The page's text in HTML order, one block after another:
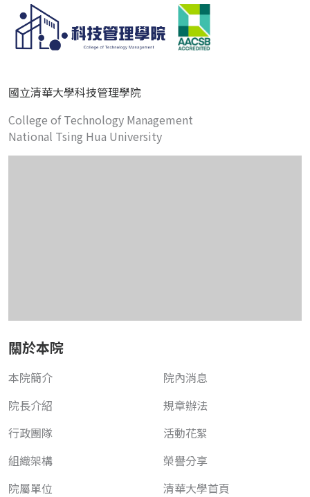
國立清華大學科技管理學院
College of Technology Management
National Tsing Hua University
關於本院
本院簡介
院長介紹
行政團隊
組織架構
院屬單位
院內消息
規章辦法
活動花絮
榮譽分享
清華大學首頁